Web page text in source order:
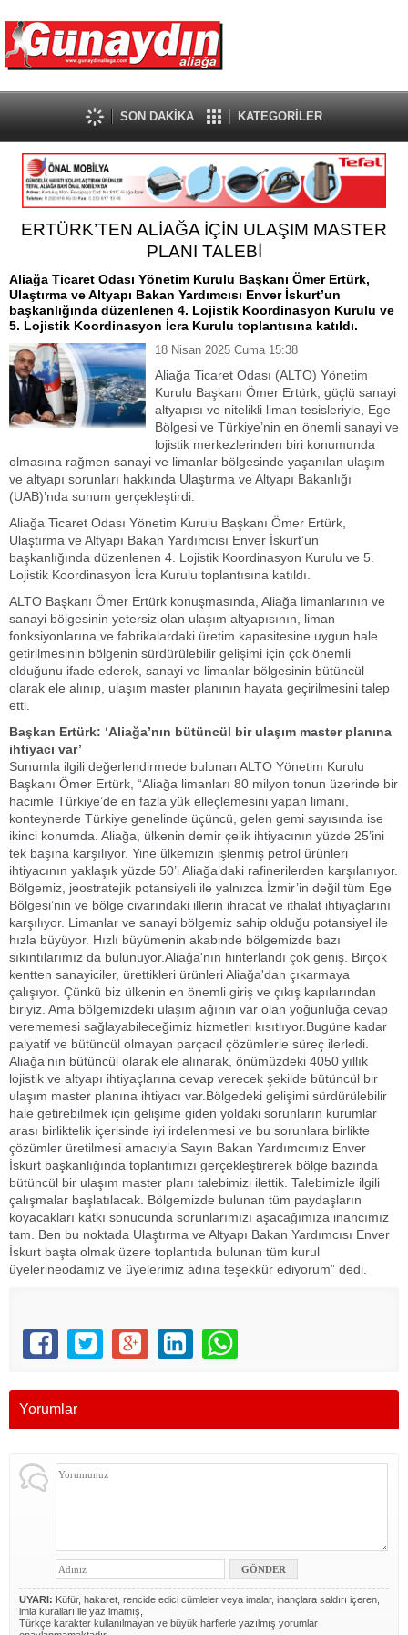
SON DAKİKA KATEGORİLER
ERTÜRK’TEN ALİAĞA İÇİN ULAŞIM MASTER
PLANI TALEBİ
Aliağa Ticaret Odası Yönetim Kurulu Başkanı Ömer Ertürk,
Ulaştırma ve Altyapı Bakan Yardımcısı Enver İskurt’un
başkanlığında düzenlenen 4. Lojistik Koordinasyon Kurulu ve
5. Lojistik Koordinasyon İcra Kurulu toplantısına katıldı.
18 Nisan 2025 Cuma 15:38
Aliağa Ticaret Odası (ALTO) Yönetim
Kurulu Başkanı Ömer Ertürk, güçlü sanayi
altyapısı ve nitelikli liman tesisleriyle, Ege
Bölgesi ve Türkiye’nin en önemli sanayi ve
lojistik merkezlerinden biri konumunda
olmasına rağmen sanayi ve limanlar bölgesinde yaşanılan ulaşım
ve altyapı sorunları hakkında Ulaştırma ve Altyapı Bakanlığı
(UAB)’nda sunum gerçekleştirdi.
Aliağa Ticaret Odası Yönetim Kurulu Başkanı Ömer Ertürk,
Ulaştırma ve Altyapı Bakan Yardımcısı Enver İskurt’un
başkanlığında düzenlenen 4. Lojistik Koordinasyon Kurulu ve 5.
Lojistik Koordinasyon İcra Kurulu toplantısına katıldı.
ALTO Başkanı Ömer Ertürk konuşmasında, Aliağa limanlarının ve
sanayi bölgesinin yetersiz olan ulaşım altyapısının, liman
fonksiyonlarına ve fabrikalardaki üretim kapasitesine uygun hale
getirilmesinin bölgenin sürdürülebilir gelişimi için çok önemli
olduğunu ifade ederek, sanayi ve limanlar bölgesinin bütüncül
olarak ele alınıp, ulaşım master planının hayata geçirilmesini talep
etti.
Başkan Ertürk: ‘Aliağa’nın bütüncül bir ulaşım master planına
ihtiyacı var’
Sunumla ilgili değerlendirmede bulunan ALTO Yönetim Kurulu
Başkanı Ömer Ertürk, “Aliağa limanları 80 milyon tonun üzerinde bir
hacimle Türkiye’de en fazla yük elleçlemesini yapan limanı,
konteynerde Türkiye genelinde üçüncü, gelen gemi sayısında ise
ikinci konumda. Aliağa, ülkenin demir çelik ihtiyacının yüzde 25’ini
tek başına karşılıyor. Yine ülkemizin işlenmiş petrol ürünleri
ihtiyacının yaklaşık yüzde 50’i Aliağa’daki rafinerilerden karşılanıyor.
Bölgemiz, jeostratejik potansiyeli ile yalnızca İzmir’in değil tüm Ege
Bölgesi’nin ve bölge civarındaki illerin ihracat ve ithalat ihtiyaçlarını
karşılıyor. Limanlar ve sanayi bölgemiz sahip olduğu potansiyel ile
hızla büyüyor. Hızlı büyümenin akabinde bölgemizde bazı
sıkıntılarımız da bulunuyor.Aliağa'nın hinterlandı çok geniş. Birçok
kentten sanayiciler, ürettikleri ürünleri Aliağa'dan çıkarmaya
çalışıyor. Çünkü biz ülkenin en önemli giriş ve çıkış kapılarından
biriyiz. Ama bölgemizdeki ulaşım ağının var olan yoğunluğa cevap
verememesi sağlayabileceğimiz hizmetleri kısıtlıyor.Bugüne kadar
palyatif ve bütüncül olmayan parçacıl çözümlerle süreç ilerledi.
Aliağa’nın bütüncül olarak ele alınarak, önümüzdeki 4050 yıllık
lojistik ve altyapı ihtiyaçlarına cevap verecek şekilde bütüncül bir
ulaşım master planına ihtiyacı var.Bölgedeki gelişimi sürdürülebilir
hale getirebilmek için gelişime giden yoldaki sorunların kurumlar
arası birliktelik içerisinde iyi irdelenmesi ve bu sorunlara birlikte
çözümler üretilmesi amacıyla Sayın Bakan Yardımcımız Enver
İskurt başkanlığında toplantımızı gerçekleştirerek bölge bazında
bütüncül bir ulaşım master planı talebimizi ilettik. Talebimizle ilgili
çalışmalar başlatılacak. Bölgemizde bulunan tüm paydaşların
koyacakları katkı sonucunda sorunlarımızı aşacağımıza inancımız
tam. Ben bu noktada Ulaştırma ve Altyapı Bakan Yardımcısı Enver
İskurt başta olmak üzere toplantıda bulunan tüm kurul
üyelerineodamız ve üyelerimiz adına teşekkür ediyorum” dedi.
Yorumlar
UYARI: Küfür, hakaret, rencide edici cümleler veya imalar, inançlara saldırı içeren,
imla kuralları ile yazılmamış,
Türkçe karakter kullanılmayan ve büyük harflerle yazılmış yorumlar